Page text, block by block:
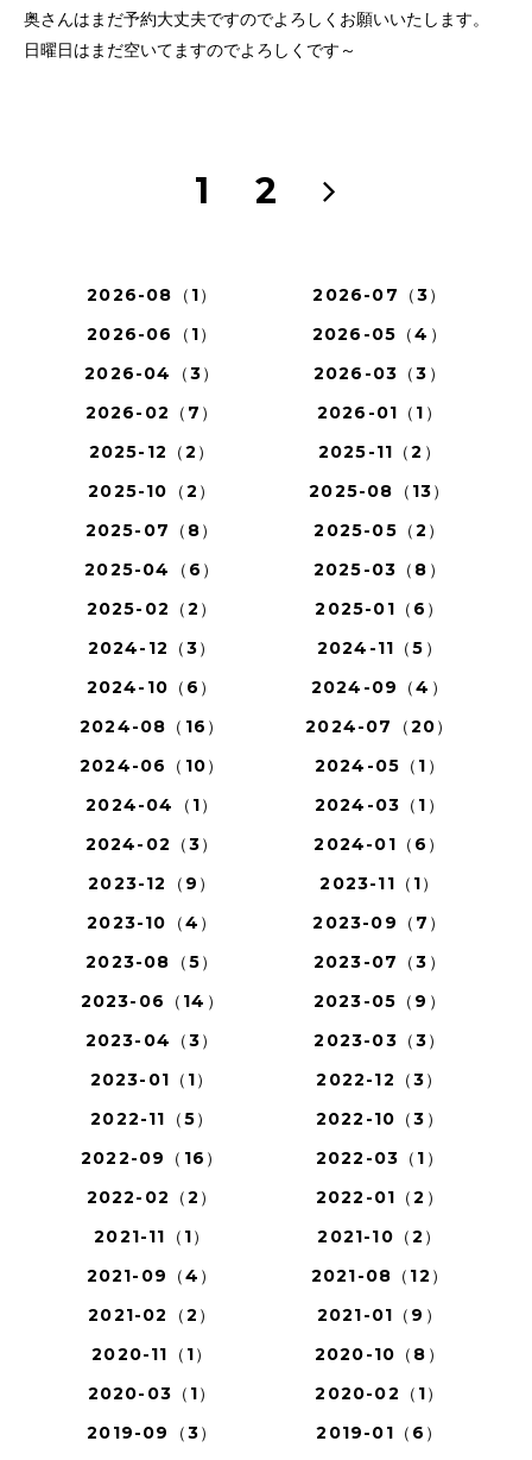
奥さんはまだ予約大丈夫ですのでよろしくお願いいたします。
日曜日はまだ空いてますのでよろしくです～
1 2
2026-08（1）
2026-07（3）
2026-06（1）
2026-05（4）
2026-04（3）
2026-03（3）
2026-02（7）
2026-01（1）
2025-12（2）
2025-11（2）
2025-10（2）
2025-08（13）
2025-07（8）
2025-05（2）
2025-04（6）
2025-03（8）
2025-02（2）
2025-01（6）
2024-12（3）
2024-11（5）
2024-10（6）
2024-09（4）
2024-08（16）
2024-07（20）
2024-06（10）
2024-05（1）
2024-04（1）
2024-03（1）
2024-02（3）
2024-01（6）
2023-12（9）
2023-11（1）
2023-10（4）
2023-09（7）
2023-08（5）
2023-07（3）
2023-06（14）
2023-05（9）
2023-04（3）
2023-03（3）
2023-01（1）
2022-12（3）
2022-11（5）
2022-10（3）
2022-09（16）
2022-03（1）
2022-02（2）
2022-01（2）
2021-11（1）
2021-10（2）
2021-09（4）
2021-08（12）
2021-02（2）
2021-01（9）
2020-11（1）
2020-10（8）
2020-03（1）
2020-02（1）
2019-09（3）
2019-01（6）